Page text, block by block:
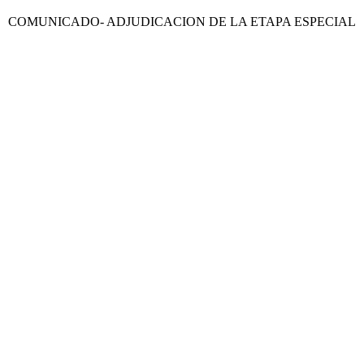
COMUNICADO- ADJUDICACION DE LA ETAPA ESPECIAL